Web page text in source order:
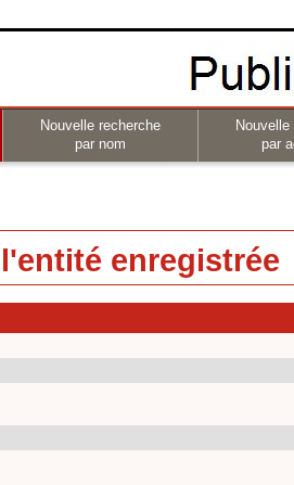
Nouvelle recherche
par nom
par
enregistrée